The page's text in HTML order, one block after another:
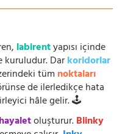
labirentyapısı içinde
kuruludur. Darkoridorlar
tüm noktaları
de ilerledikçe hata
hâle gelir. 🕹️
hayaletoluşturur.Blinky